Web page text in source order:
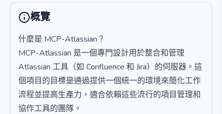
概覽
什麼是 MCP-Atlassian？
MCP-Atlassian 是一個專門設計用於整合和管理
Atlassian 工具（如 Confluence 和 Jira）的伺服器。這
個項目的目標是通過提供一個統一的環境來簡化工作
流程並提高生產力，適合依賴這些流行的項目管理和
協作工具的團隊。